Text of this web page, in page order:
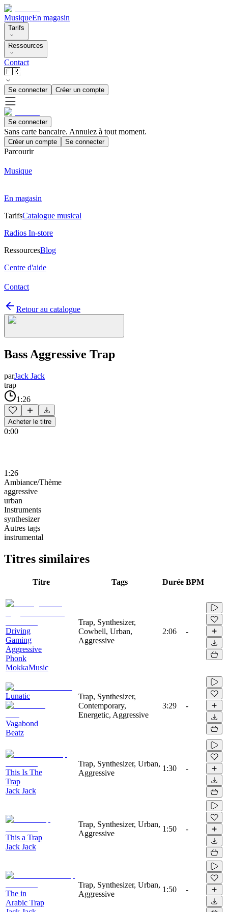
MusiqueEn magasin
Tarifs
Ressources
Contact
🇫🇷
Se connecter Créer un compte
Se connecter
Sans carte bancaire. Annulez à tout moment.
Créer un compte Se connecter
Parcourir
Musique
En magasin
TarifsCatalogue musical
Radios In-store
RessourcesBlog
Centre d'aide
Contact
Retour au catalogue
Bass Aggressive Trap
parJack Jack
trap
1:26
Acheter le titre
0:00
1:26
Ambiance/Thème
aggressive
urban
Instruments
synthesizer
Autres tags
instrumental
Titres similaires
Titre Tags Durée BPM
Driving
Gaming
Aggressive
Phonk
MokkaMusic
Trap, Synthesizer,
Cowbell, Urban,
Aggressive
2:06 -
Lunatic
Vagabond
Beatz
Trap, Synthesizer,
Contemporary,
Energetic, Aggressive
3:29 -
This Is The
Trap
Jack Jack
Trap, Synthesizer, Urban,
Aggressive
1:30 -
This a Trap
Jack Jack
Trap, Synthesizer, Urban,
Aggressive
1:50 -
The in
Arabic Trap
Trap, Synthesizer, Urban,
Aggressive
1:50 -